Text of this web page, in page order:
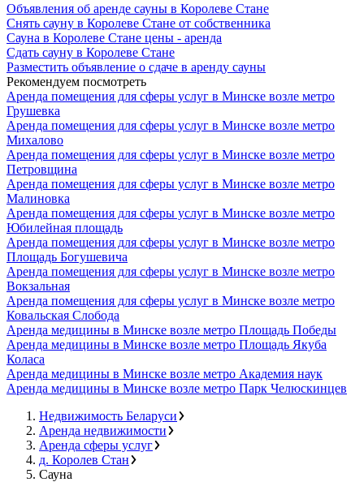
Объявления об аренде сауны в Королеве Стане
Снять сауну в Королеве Стане от собственника
Сауна в Королеве Стане цены - аренда
Сдать сауну в Королеве Стане
Разместить объявление о сдаче в аренду сауны
Рекомендуем посмотреть
Аренда помещения для сферы услуг в Минске возле метро
Грушевка
Аренда помещения для сферы услуг в Минске возле метро
Михалово
Аренда помещения для сферы услуг в Минске возле метро
Петровщина
Аренда помещения для сферы услуг в Минске возле метро
Малиновка
Аренда помещения для сферы услуг в Минске возле метро
Юбилейная площадь
Аренда помещения для сферы услуг в Минске возле метро
Площадь Богушевича
Аренда помещения для сферы услуг в Минске возле метро
Вокзальная
Аренда помещения для сферы услуг в Минске возле метро
Ковальская Слобода
Аренда медицины в Минске возле метро Площадь Победы
Аренда медицины в Минске возле метро Площадь Якуба
Коласа
Аренда медицины в Минске возле метро Академия наук
Аренда медицины в Минске возле метро Парк Челюскинцев
Недвижимость Беларуси
Аренда недвижимости
Аренда сферы услуг
д. Королев Стан
Сауна